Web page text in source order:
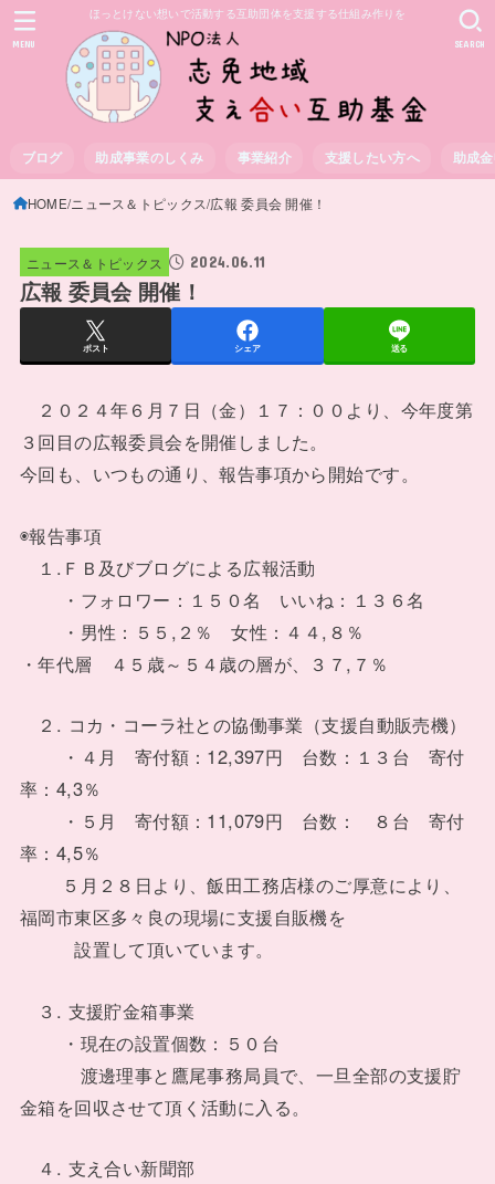
ほっとけない想いで活動する互助団体を支援する仕組み作りを
ブログ 助成事業のしくみ 事業紹介 支援したい方へ 助成
SEARCH
MENU
HOME ニュース＆トピックス 広報 委員会 開催！
ニュース＆トピックス 2024.06.11
広報 委員会 開催！
ポスト シェア 送る
２０２４年６月７日（金）１７：００より、今年度第
３回目の広報委員会を開催しました。
今回も、いつもの通り、報告事項から開始です。
◉報告事項
１.ＦＢ及びブログによる広報活動
・フォロワー：１５０名 いいね：１３６名
・男性：５５,２％ 女性：４４,８％
・年代層 ４５歳～５４歳の層が、３７,７％
２. コカ・コーラ社との協働事業（支援自動販売機）
・４月 寄付額：12,397円 台数：１３台 寄付
率：4,3％
・５月 寄付額：11,079円 台数： ８台 寄付
率：4,5％
５月２８日より、飯田工務店様のご厚意により、
福岡市東区多々良の現場に支援自販機を
設置して頂いています。
３. 支援貯金箱事業
・現在の設置個数：５０台
渡邊理事と鷹尾事務局員で、一旦全部の支援貯
金箱を回収させて頂く活動に入る。
４. 支え合い新聞部